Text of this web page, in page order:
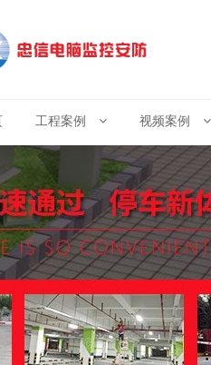
工程案例 视频案例